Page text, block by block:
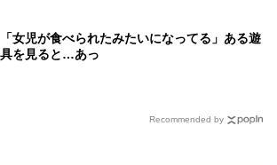
「女児が食べられたみたいになってる」ある遊
具を見ると…あっ
Recommended by